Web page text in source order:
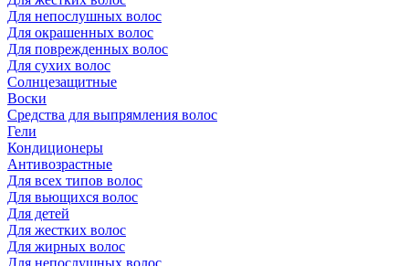
Для непослушных волос
Для окрашенных волос
Для поврежденных волос
Для сухих волос
Солнцезащитные
Воски
Средства для выпрямления волос
Гели
Кондиционеры
Антивозрастные
Для всех типов волос
Для вьющихся волос
Для детей
Для жестких волос
Для жирных волос
Для непослушных волос